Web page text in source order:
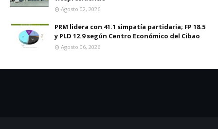
Agosto 02, 2026
PRM lidera con 41.1 simpatía partidaria; FP 18.5
y PLD 12.9 según Centro Económico del Cibao
Agosto 06, 2026